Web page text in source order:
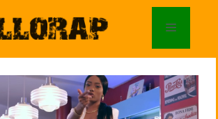
Menu